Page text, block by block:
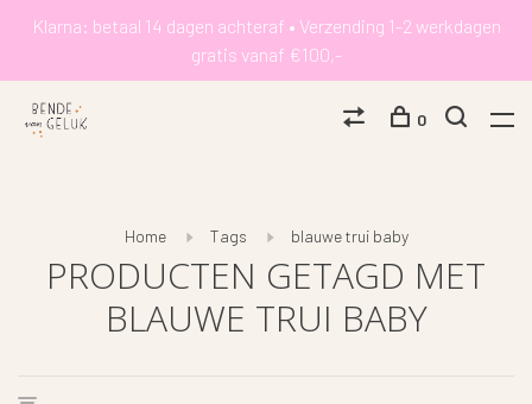
Klarna: betaal 14 dagen achteraf • Verzending 1-2 werkdagen
gratis vanaf €100,-
0
Home Tags blauwe trui baby
PRODUCTEN GETAGD MET
BLAUWE TRUI BABY